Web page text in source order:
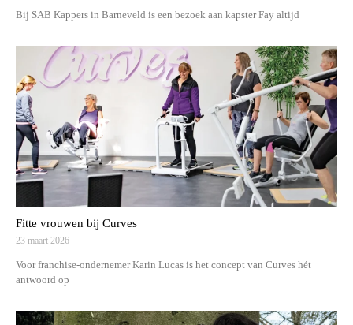
Bij SAB Kappers in Barneveld is een bezoek aan kapster Fay altijd
Fitte vrouwen bij Curves
23 maart 2026
Voor franchise-ondernemer Karin Lucas is het concept van Curves hét
antwoord op